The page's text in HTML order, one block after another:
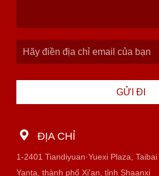
GỬI ĐI
ĐỊA CHỈ
1-2401 Tiandiyuan·Yuexi Plaza,
Yanta, thành phố Xi'an, tỉnh Shaanxi